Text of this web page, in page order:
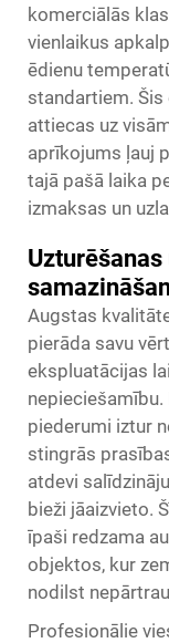
komerciālās
vienlaikus
ēdienu
standartiem.
attiecas uz
aprīkojums ļauj
tajā pašā laika
izmaksas un
Augstas
pierāda savu
ekspluatācijas
piederumi iztur
stingrās
atdevi
bieži jāaizvieto.
īpaši redzama
objektos, kur
nodilst
Profesionālie